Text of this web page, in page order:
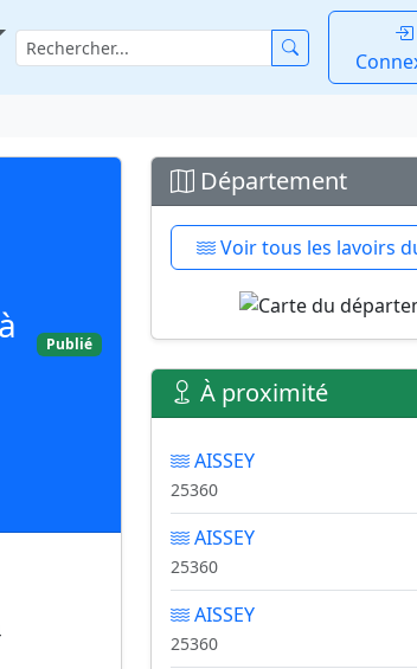
Publié
Département
Voir tous les lavoirs
À proximité
AISSEY
25360
AISSEY
25360
AISSEY
25360